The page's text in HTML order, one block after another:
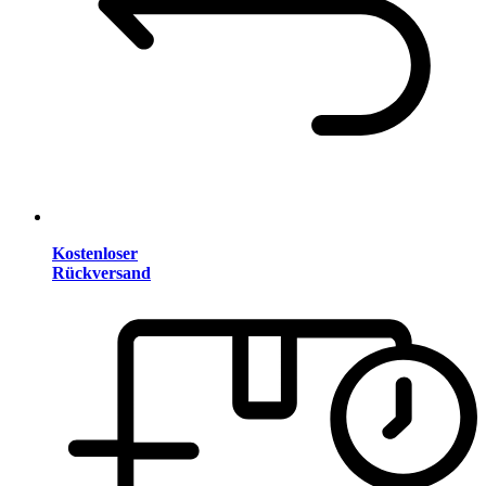
Kostenloser
Rückversand